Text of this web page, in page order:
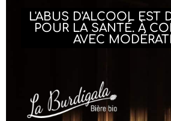
L'ABUS D'ALCOOL EST
POUR LA SANTÉ. À
AVEC